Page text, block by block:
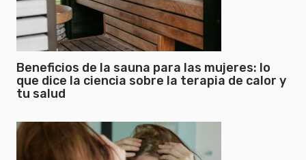
Beneficios de la sauna para las mujeres: lo
que dice la ciencia sobre la terapia de calor y
tu salud